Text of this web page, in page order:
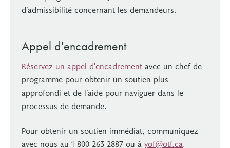
d’admissibilité concernant les demandeurs.
Appel d'encadrement
Réservez un appel d'encadrement avec un chef de
programme pour obtenir un soutien plus
approfondi et de l’aide pour naviguer dans le
processus de demande.
Pour obtenir un soutien immédiat, communiquez
avec nous au 1 800 263-2887 ou à yof@otf.ca.